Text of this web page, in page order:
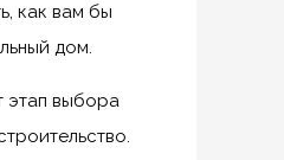
как вам бы
дом.
этап выбора